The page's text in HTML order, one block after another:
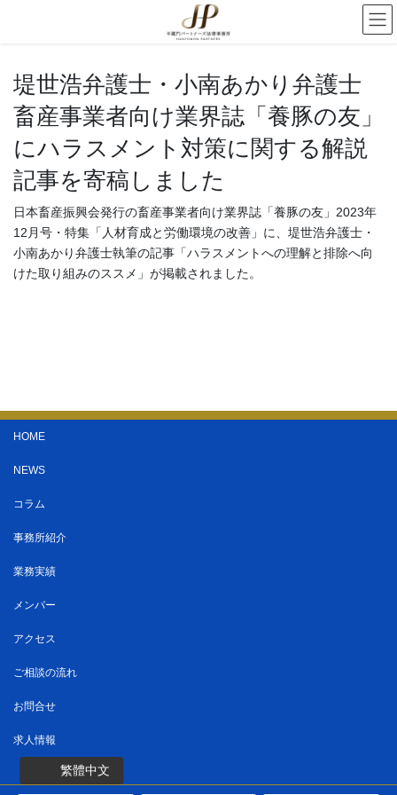
堤世浩弁護士・小南あかり弁護士
畜産事業者向け業界誌「養豚の友」
にハラスメント対策に関する解説
記事を寄稿しました
日本畜産振興会発行の畜産事業者向け業界誌「養豚の友」2023年
12月号・特集「人材育成と労働環境の改善」に、堤世浩弁護士・
小南あかり弁護士執筆の記事「ハラスメントへの理解と排除へ向
けた取り組みのススメ」が掲載されました。
繁體中文
HOME
NEWS
コラム
事務所紹介
業務実績
メンバー
アクセス
ご相談の流れ
お問合せ
求人情報